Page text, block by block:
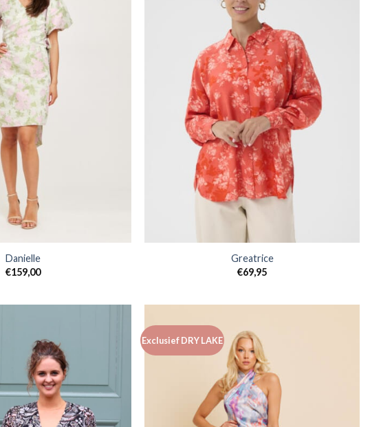
Danielle
€159,00
Greatrice
€69,95
Exclusief DRY LAKE